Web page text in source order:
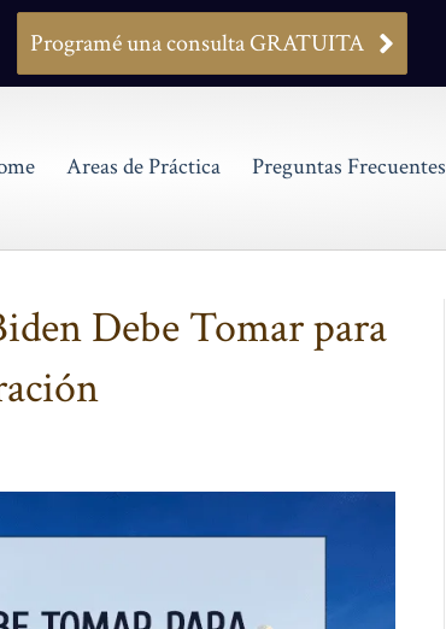
Programé una consulta GRATUITA
Areas de Práctica Preguntas Frecuentes
Debe Tomar para